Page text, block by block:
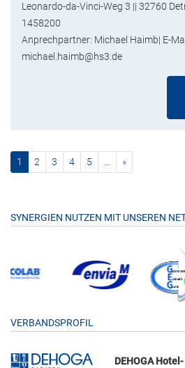
Leonardo-da-Vinci-Weg 3 || 32760
1458200
Anprechpartner: Michael Haimb| E-
michael.haimb@hs3.de
1 (current)
2 3 4 5 … »nächste
SYNERGIEN NUTZEN MIT UNSEREN
VERBANDSPROFIL
DEHOGA